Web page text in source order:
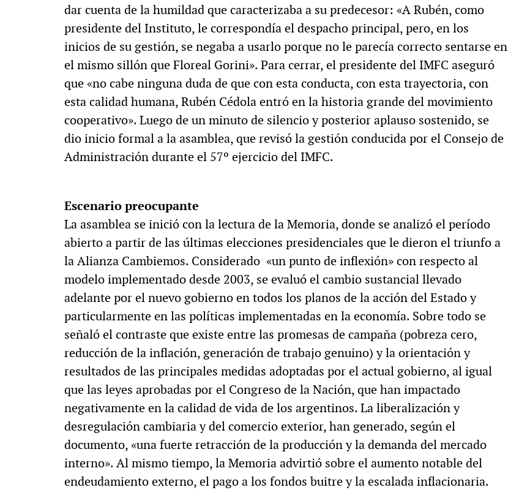
dar cuenta de la humildad que caracterizaba a su predecesor: «A Rubén, como
presidente del Instituto, le correspondía el despacho principal, pero, en los
inicios de su gestión, se negaba a usarlo porque no le parecía correcto sentarse en
el mismo sillón que Floreal Gorini». Para cerrar, el presidente del IMFC aseguró
que «no cabe ninguna duda de que con esta conducta, con esta trayectoria, con
esta calidad humana, Rubén Cédola entró en la historia grande del movimiento
cooperativo». Luego de un minuto de silencio y posterior aplauso sostenido, se
dio inicio formal a la asamblea, que revisó la gestión conducida por el Consejo de
Administración durante el 57º ejercicio del IMFC.
Escenario preocupante
La asamblea se inició con la lectura de la Memoria, donde se analizó el período
abierto a partir de las últimas elecciones presidenciales que le dieron el triunfo a
la Alianza Cambiemos. Considerado «un punto de inflexión» con respecto al
modelo implementado desde 2003, se evaluó el cambio sustancial llevado
adelante por el nuevo gobierno en todos los planos de la acción del Estado y
particularmente en las políticas implementadas en la economía. Sobre todo se
señaló el contraste que existe entre las promesas de campaña (pobreza cero,
reducción de la inflación, generación de trabajo genuino) y la orientación y
resultados de las principales medidas adoptadas por el actual gobierno, al igual
que las leyes aprobadas por el Congreso de la Nación, que han impactado
negativamente en la calidad de vida de los argentinos. La liberalización y
desregulación cambiaria y del comercio exterior, han generado, según el
documento, «una fuerte retracción de la producción y la demanda del mercado
interno». Al mismo tiempo, la Memoria advirtió sobre el aumento notable del
endeudamiento externo, el pago a los fondos buitre y la escalada inflacionaria.